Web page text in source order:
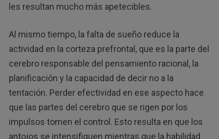
les resultan mucho más apetecibles.
Al mismo tiempo, la falta de sueño reduce la
actividad en la corteza prefrontal, que es la parte del
cerebro responsable del pensamiento racional, la
planificación y la capacidad de decir no a la
tentación. Perder efectividad en ese aspecto hace
que las partes del cerebro que se rigen por los
impulsos tomen el control. Esto resulta en que los
antojos se intensifiquen mientras que la habilidad